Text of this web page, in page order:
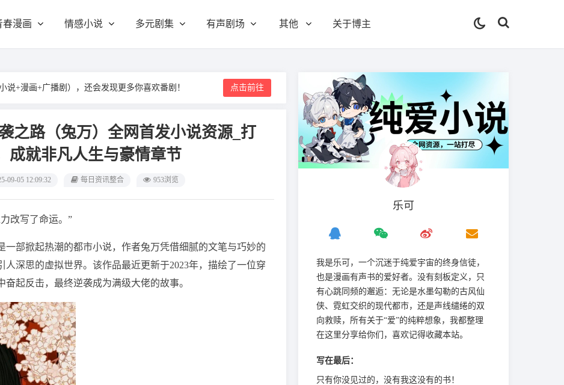
春漫画 情感小说 多元剧集 有声剧场 其他 关于博主
+漫画+广播剧），还会发现更多你喜欢番剧！ 点击前往
之路（兔万）‌全网首发小说资源‌_打
成就非凡人生与豪情章节
09-05 12:09:32 每日资讯整合 953浏览
改写了命运。”
一部掀起热潮的都市小说，作者兔万凭借细腻的文笔与巧妙的
深思的虚拟世界。该作品最近更新于2023年，描绘了一位穿
起反击，最终逆袭成为满级大佬的故事。
乐可
我是‌乐可，一个沉迷于纯爱宇宙的终身信徒，
也是漫画有声书的爱好者。没有刻板定义，只
有心跳同频的邂逅：无论是水墨勾勒的古风仙
侠、霓虹交织的现代都市，还是声线缱绻的双
向救赎，所有关于“爱”的纯粹想象，我都整理
在这里分享给你们，喜欢记得收藏本站。
写在最后：
只有你没见过的，没有我这没有的书！